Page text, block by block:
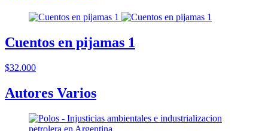
Cuentos en pijamas 1
$32.000
Autores Varios